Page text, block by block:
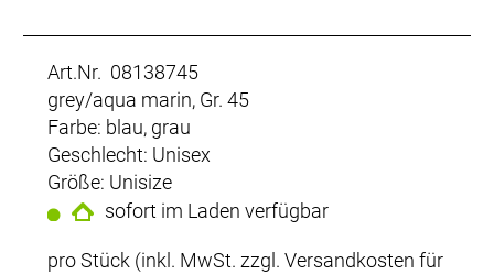
Art.Nr. 08138745
grey/aqua marin, Gr. 45
Farbe: blau, grau
Geschlecht: Unisex
Größe: Unisize
sofort im Laden verfügbar
pro Stück (inkl. MwSt. zzgl. Versandkosten für